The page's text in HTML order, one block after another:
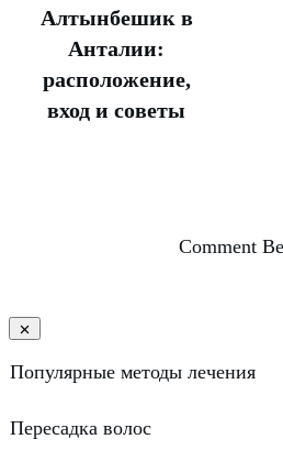
Алтынбешик в
Анталии:
расположение,
вход и советы
Comment
Популярные методы лечения
Пересадка волос